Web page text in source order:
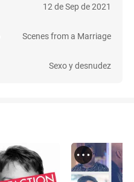
12 de Sep de 2021
Scenes from a Marriage
Sexo y desnudez